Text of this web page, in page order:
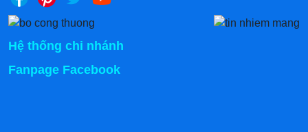
Hệ thống chi nhánh
Fanpage Facebook